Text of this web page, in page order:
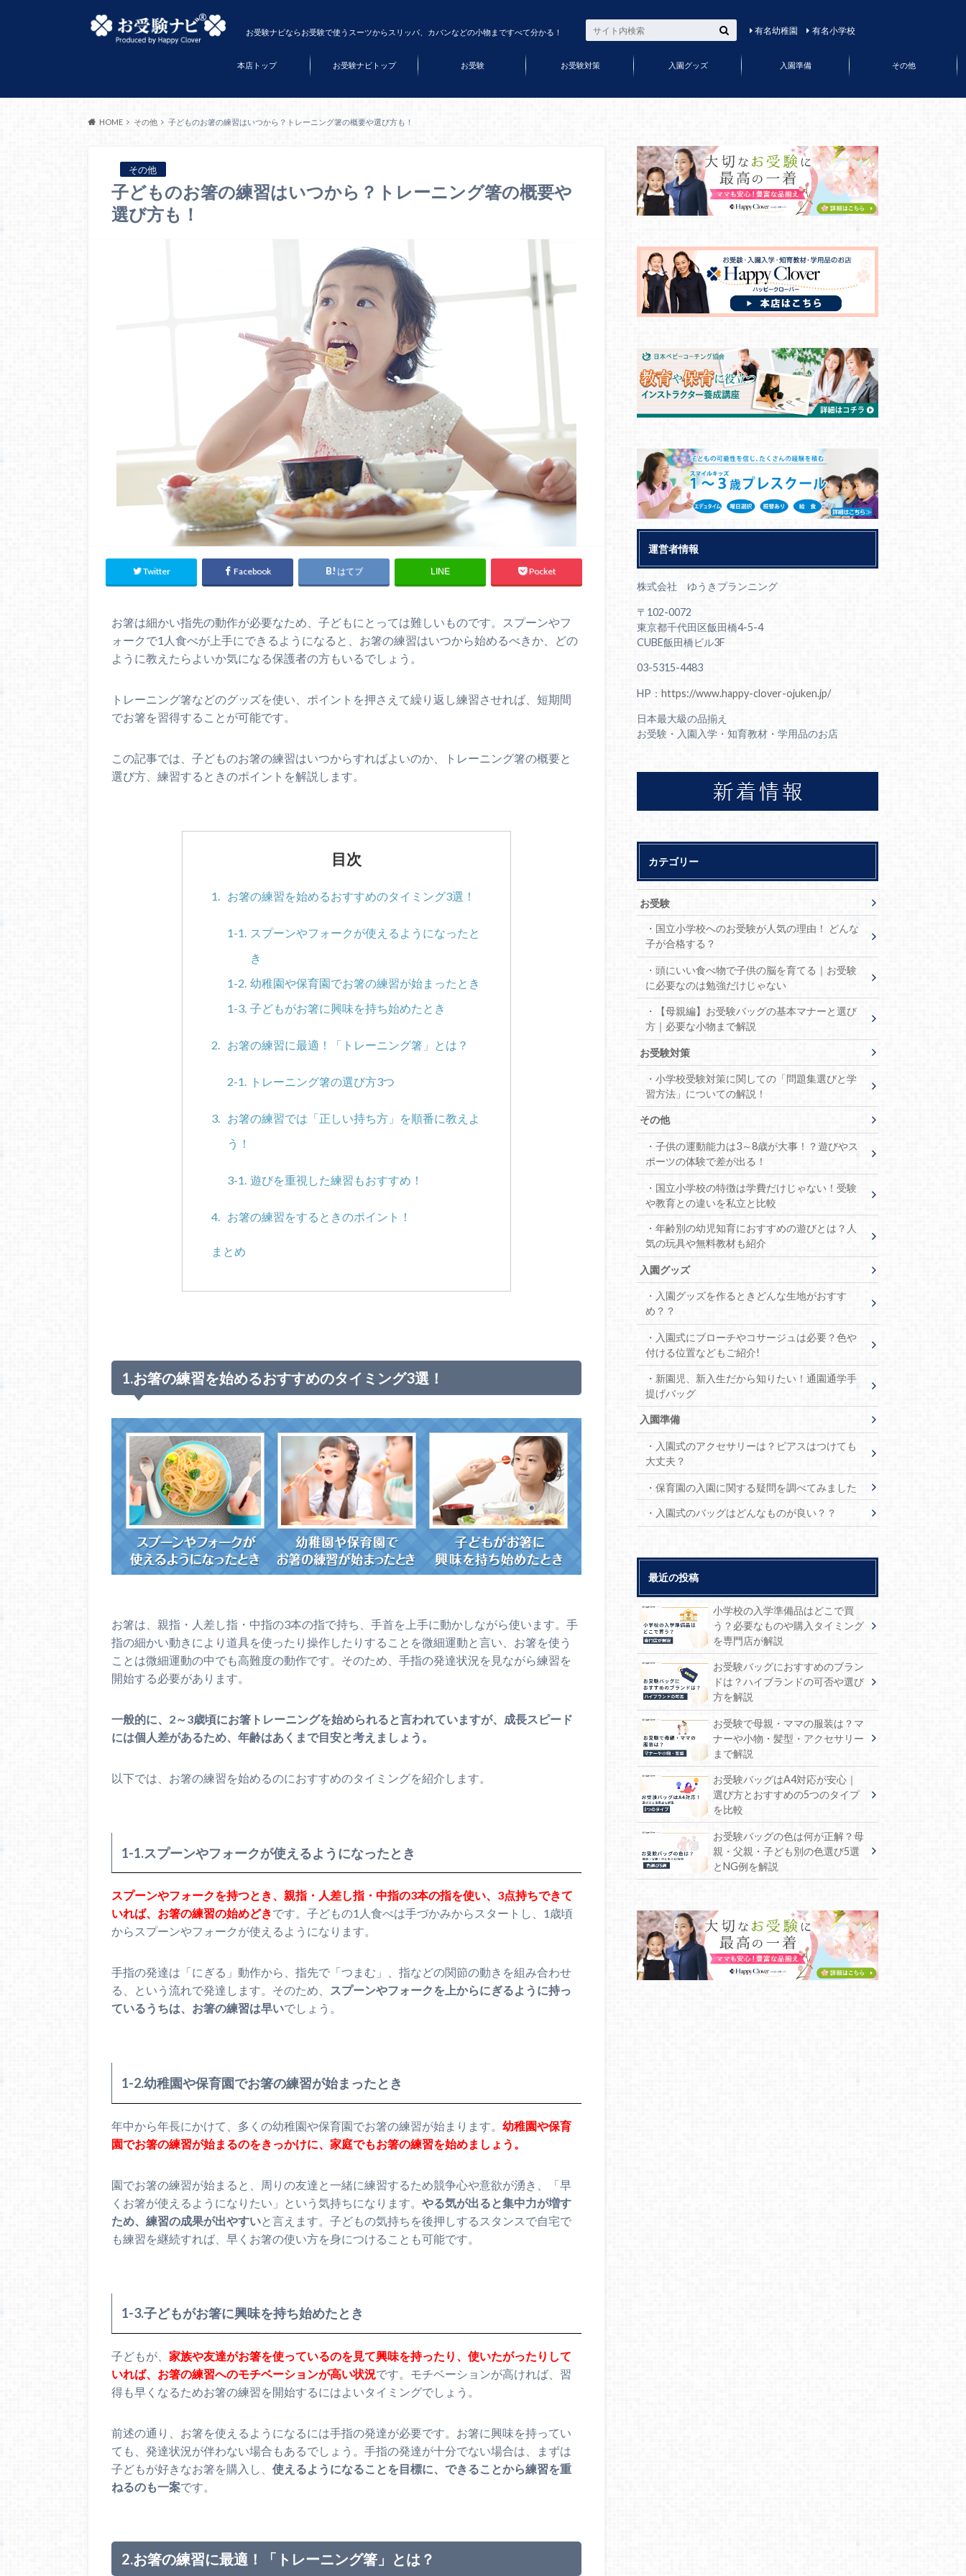
お受験ナビならお受験で使うスーツからスリッパ、カバンなどの小物まですべて分かる！ 有名幼稚園 有名小学校
本店トップ お受験ナビトップ お受験 お受験対策 入園グッズ 入園準備 その他
HOME その他 子どものお箸の練習はいつから？トレーニング箸の概要や選び方も！
その他
子どものお箸の練習はいつから？トレーニング箸の概要や
選び方も！
Twitter Facebook はてブ LINE Pocket
お箸は細かい指先の動作が必要なため、子どもにとっては難しいものです。スプーンやフ
ォークで1人食べが上手にできるようになると、お箸の練習はいつから始めるべきか、どの
ように教えたらよいか気になる保護者の方もいるでしょう。
トレーニング箸などのグッズを使い、ポイントを押さえて繰り返し練習させれば、短期間
でお箸を習得することが可能です。
この記事では、子どものお箸の練習はいつからすればよいのか、トレーニング箸の概要と
選び方、練習するときのポイントを解説します。
目次
お箸の練習を始めるおすすめのタイミング3選！
スプーンやフォークが使えるようになったと
き
幼稚園や保育園でお箸の練習が始まったとき
子どもがお箸に興味を持ち始めたとき
お箸の練習に最適！「トレーニング箸」とは？
トレーニング箸の選び方3つ
お箸の練習では「正しい持ち方」を順番に教えよ
う！
遊びを重視した練習もおすすめ！
お箸の練習をするときのポイント！
まとめ
1.お箸の練習を始めるおすすめのタイミング3選！
お箸は、親指・人差し指・中指の3本の指で持ち、手首を上手に動かしながら使います。手
指の細かい動きにより道具を使ったり操作したりすることを微細運動と言い、お箸を使う
ことは微細運動の中でも高難度の動作です。そのため、手指の発達状況を見ながら練習を
開始する必要があります。
一般的に、2～3歳頃にお箸トレーニングを始められると言われていますが、成長スピード
には個人差があるため、年齢はあくまで目安と考えましょう。
以下では、お箸の練習を始めるのにおすすめのタイミングを紹介します。
1-1.スプーンやフォークが使えるようになったとき
スプーンやフォークを持つとき、親指・人差し指・中指の3本の指を使い、3点持ちできて
いれば、お箸の練習の始めどきです。子どもの1人食べは手づかみからスタートし、1歳頃
からスプーンやフォークが使えるようになります。
手指の発達は「にぎる」動作から、指先で「つまむ」、指などの関節の動きを組み合わせ
る、という流れで発達します。そのため、
スプーンやフォークを上からにぎるように持っ
ているうちは、お箸の練習は早いでしょう。
1-2.幼稚園や保育園でお箸の練習が始まったとき
年中から年長にかけて、多くの幼稚園や保育園でお箸の練習が始まります。 幼稚園や保育
園でお箸の練習が始まるのをきっかけに、家庭でもお箸の練習を始めましょう。
園でお箸の練習が始まると、周りの友達と一緒に練習するため競争心や意欲が湧き、「早
くお箸が使えるようになりたい」という気持ちになります。 やる気が出ると集中力が増す
ため、練習の成果が出やすいと言えます。子どもの気持ちを後押しするスタンスで自宅で
も練習を継続すれば、早くお箸の使い方を身につけることも可能です。
1-3.子どもがお箸に興味を持ち始めたとき
子どもが、 家族や友達がお箸を使っているのを見て興味を持ったり、使いたがったりして
いれば、お箸の練習へのモチベーションが高い状況です。モチベーションが高ければ、習
得も早くなるためお箸の練習を開始するにはよいタイミングでしょう。
前述の通り、お箸を使えるようになるには手指の発達が必要です。お箸に興味を持ってい
ても、発達状況が伴わない場合もあるでしょう。手指の発達が十分でない場合は、まずは
子どもが好きなお箸を購入し、 使えるようになることを目標に、できることから練習を重
ねるのも一案です。
2.お箸の練習に最適！「トレーニング箸」とは？
運営者情報
株式会社 ゆうきプランニング
〒102-0072
東京都千代田区飯田橋4-5-4
CUBE飯田橋ビル3F
03-5315-4483
HP： https://www.happy-clover-ojuken.jp/
日本最大級の品揃え
お受験・入園入学・知育教材・学用品のお店
カテゴリー
お受験
・国立小学校へのお受験が人気の理由！ どんな
子が合格する？
・頭にいい食べ物で子供の脳を育てる｜お受験
に必要なのは勉強だけじゃない
・【母親編】お受験バッグの基本マナーと選び
方｜必要な小物まで解説
お受験対策
・小学校受験対策に関しての「問題集選びと学
習方法」についての解説！
その他
・子供の運動能力は3～8歳が大事！？遊びやス
ポーツの体験で差が出る！
・国立小学校の特徴は学費だけじゃない！受験
や教育との違いを私立と比較
・年齢別の幼児知育におすすめの遊びとは？人
気の玩具や無料教材も紹介
入園グッズ
・入園グッズを作るときどんな生地がおすす
め？？
・入園式にブローチやコサージュは必要？色や
付ける位置などもご紹介!
・新園児、新入生だから知りたい！通園通学手
提げバッグ
入園準備
・入園式のアクセサリーは？ピアスはつけても
大丈夫？
・保育園の入園に関する疑問を調べてみました
・入園式のバッグはどんなものが良い？？
最近の投稿
小学校の入学準備品はどこで買
う？必要なものや購入タイミング
を専門店が解説
お受験バッグにおすすめのブラン
ドは？ハイブランドの可否や選び
方を解説
お受験で母親・ママの服装は？マ
ナーや小物・髪型・アクセサリー
まで解説
お受験バッグはA4対応が安心｜
選び方とおすすめの5つのタイプ
を比較
お受験バッグの色は何が正解？母
親・父親・子ども別の色選び5選
とNG例を解説